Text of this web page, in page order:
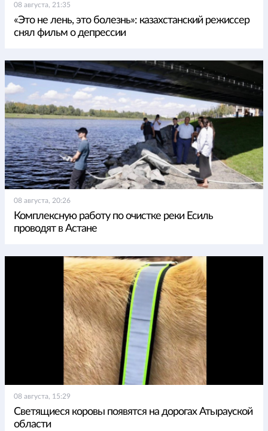
08 августа, 21:35
«Это не лень, это болезнь»: казахстанский режиссер
снял фильм о депрессии
08 августа, 20:26
Комплексную работу по очистке реки Есиль
проводят в Астане
08 августа, 15:29
Светящиеся коровы появятся на дорогах Атырауской
области